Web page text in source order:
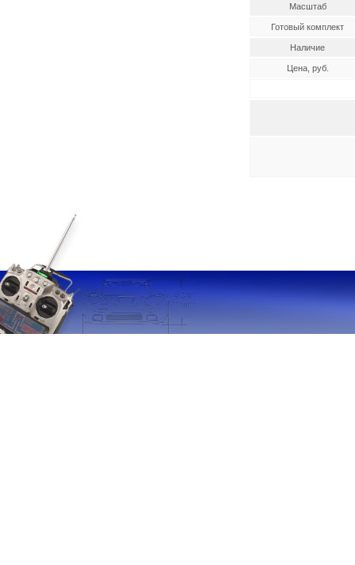
Масштаб
Готовый комплект
Наличие
Цена, руб.